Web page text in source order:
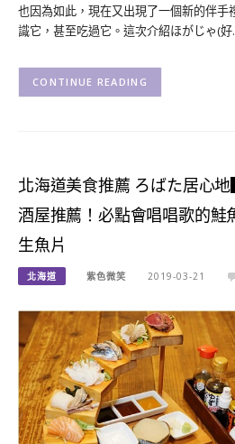
也因為如此，現在又出現了一個新的伴手
識它，甚至吃過它。這次介紹ほがじゃ(
CONTINUE READING
北海道美食推薦 ろばた居心
酒屋推薦！必點會唱唱歌的鮭
生魚片
北海道 紫色微笑 2019-03-21